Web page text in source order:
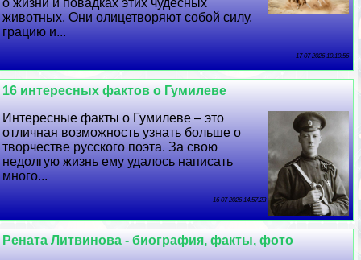
животных. Они олицетворяют собой силу,
грацию и...
17 07 2026 10:10:56
16 интересных фактов о Гумилеве
Интересные факты о Гумилеве – это
отличная возможность узнать больше о
творчестве русского поэта. За свою
недолгую жизнь ему удалось написать
много...
16 07 2026 14:57:23
Рената Литвинова - биография, факты, фото